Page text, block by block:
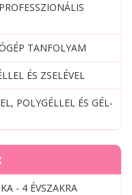
TANFOLYAM
ÉS ZSELÉVEL
POLYGÉLLEL ÉS GÉL-
- 4 ÉVSZAKRA